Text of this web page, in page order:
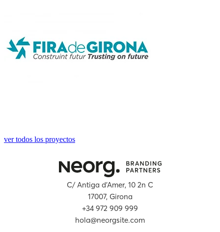
ver todos los proyectos
C/ Antiga d’Amer, 10 2n C
17007, Girona
+34 972 909 999
hola@neorgsite.com